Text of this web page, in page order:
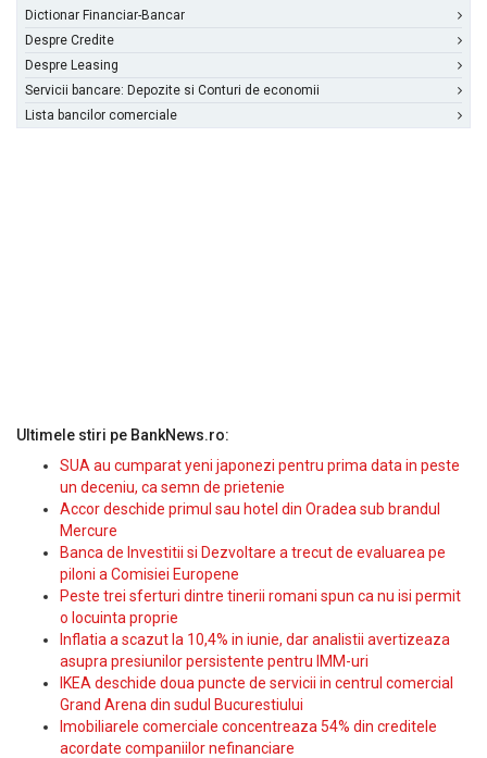
Dictionar Financiar-Bancar
Despre Credite
Despre Leasing
Servicii bancare: Depozite si Conturi de economii
Lista bancilor comerciale
Ultimele stiri pe BankNews.ro:
SUA au cumparat yeni japonezi pentru prima data in peste
un deceniu, ca semn de prietenie
Accor deschide primul sau hotel din Oradea sub brandul
Mercure
Banca de Investitii si Dezvoltare a trecut de evaluarea pe
piloni a Comisiei Europene
Peste trei sferturi dintre tinerii romani spun ca nu isi permit
o locuinta proprie
Inflatia a scazut la 10,4% in iunie, dar analistii avertizeaza
asupra presiunilor persistente pentru IMM-uri
IKEA deschide doua puncte de servicii in centrul comercial
Grand Arena din sudul Bucurestiului
Imobiliarele comerciale concentreaza 54% din creditele
acordate companiilor nefinanciare